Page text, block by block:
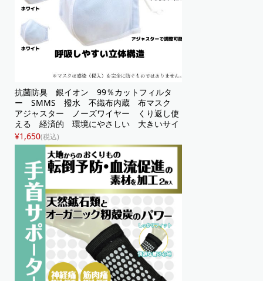
抗菌防臭 銀イオン 99％カットフィルタ
ー SMMS 撥水 不織布内蔵 布マスク
アジャスター ノーズワイヤー くり返し使
える 経済的 環境にやさしい 大きいサイ
ズ 立体マスク ホワイト 立体構造
¥1,650(税込)